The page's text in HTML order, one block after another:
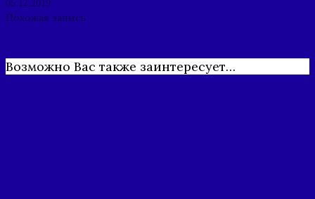
05.12.2019
Похожая запись
Возможно Вас также заинтересует…